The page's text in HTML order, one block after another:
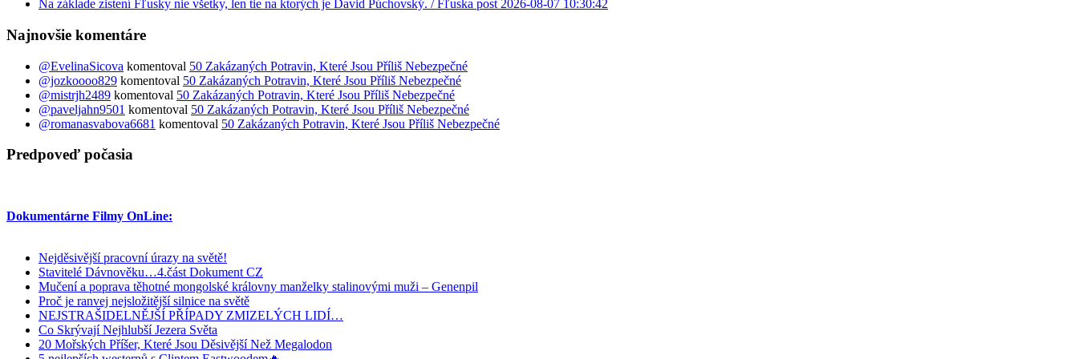
Na základe zistení Fľusky nie všetky, len tie na ktorých je David Púchovský. / Fľuska post 2026-08-07 10:30:42
Najnovšie komentáre
@EvelinaSicova komentoval 50 Zakázaných Potravin, Které Jsou Příliš Nebezpečné
@jozkoooo829 komentoval 50 Zakázaných Potravin, Které Jsou Příliš Nebezpečné
@mistrjh2489 komentoval 50 Zakázaných Potravin, Které Jsou Příliš Nebezpečné
@paveljahn9501 komentoval 50 Zakázaných Potravin, Které Jsou Příliš Nebezpečné
@romanasvabova6681 komentoval 50 Zakázaných Potravin, Které Jsou Příliš Nebezpečné
Predpoveď počasia
Dokumentárne Filmy OnLine:
Nejděsivější pracovní úrazy na světě!
Stavitelé Dávnověku…4.část Dokument CZ
Mučení a poprava těhotné mongolské královny manželky stalinovými muži – Genenpil
Proč je ranvej nejsložitější silnice na světě
NEJSTRAŠIDELNĚJŠÍ PŘÍPADY ZMIZELÝCH LIDÍ…
Co Skrývají Nejhlubší Jezera Světa
20 Mořských Příšer, Které Jsou Děsivější Než Megalodon